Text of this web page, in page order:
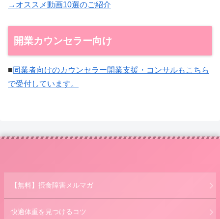
→オススメ動画10選のご紹介
開業カウンセラー向け
■同業者向けのカウンセラー開業支援・コンサルもこちら
で受付しています。
【無料】摂食障害メルマガ
快適体重を見つけるコツ